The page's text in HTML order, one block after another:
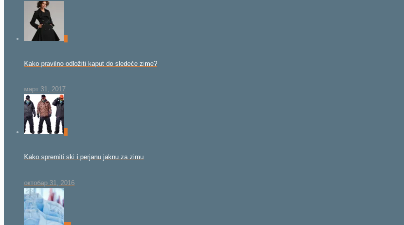
Kako pravilno odložiti kaput do sledeće zime?
март 31, 2017
Kako spremiti ski i perjanu jaknu za zimu
октобар 31, 2016